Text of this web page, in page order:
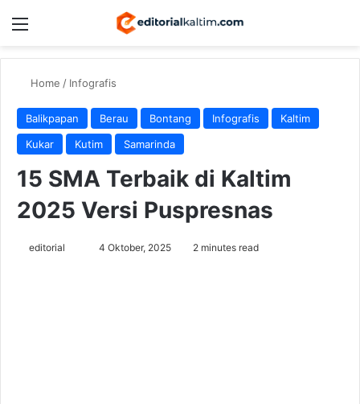
Menu
Home / Infografis
Balikpapan Berau Bontang Infografis
Kaltim
Kukar
Kutim Samarinda
15 SMA Terbaik di Kaltim
2025 Versi Puspresnas
editorial
Send4 Oktober, 2025 2 minutes read